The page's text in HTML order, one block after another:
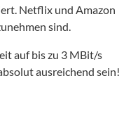
Netflix und Amazon
sind.
auf bis zu 3 MBit/s
ausreichend sein!